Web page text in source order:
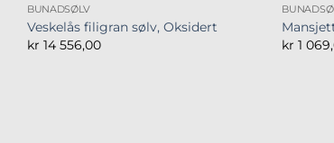
BUNADSØLV
Veskelås filigran sølv, Oksidert
kr 14 556,00
kr 1